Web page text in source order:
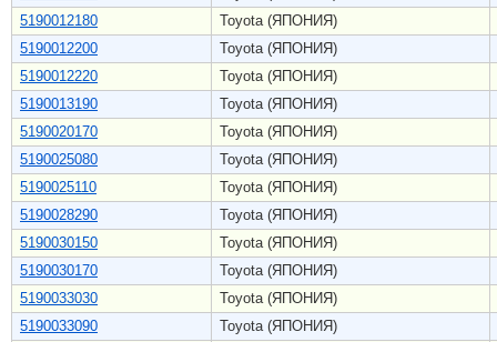
5190012180
Toyota (ЯПОНИЯ)
5190012200
Toyota (ЯПОНИЯ)
5190012220
Toyota (ЯПОНИЯ)
5190013190
Toyota (ЯПОНИЯ)
5190020170
Toyota (ЯПОНИЯ)
5190025080
Toyota (ЯПОНИЯ)
5190025110
Toyota (ЯПОНИЯ)
5190028290
Toyota (ЯПОНИЯ)
5190030150
Toyota (ЯПОНИЯ)
5190030170
Toyota (ЯПОНИЯ)
5190033030
Toyota (ЯПОНИЯ)
5190033090
Toyota (ЯПОНИЯ)